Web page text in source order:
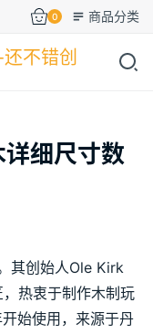
0 商品分类
细尺寸数
其创始人Ole Kirk
热衷于制作木制玩
始使用，来源于丹